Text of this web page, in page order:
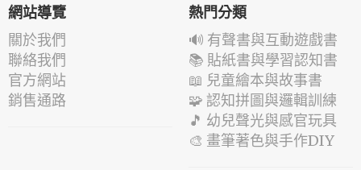
網站導覽
關於我們
聯絡我們
官方網站
銷售通路
熱門分類
🔊 有聲書與互動遊戲書
📚 貼紙書與學習認知書
📖 兒童繪本與故事書
🧩 認知拼圖與邏輯訓練
🎵 幼兒聲光與感官玩具
🎨 畫筆著色與手作DIY